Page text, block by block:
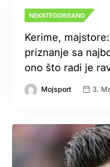
NEKATEGORISANO
Kerime,
priznanje sa
ono što radi je
Mojsport 3.